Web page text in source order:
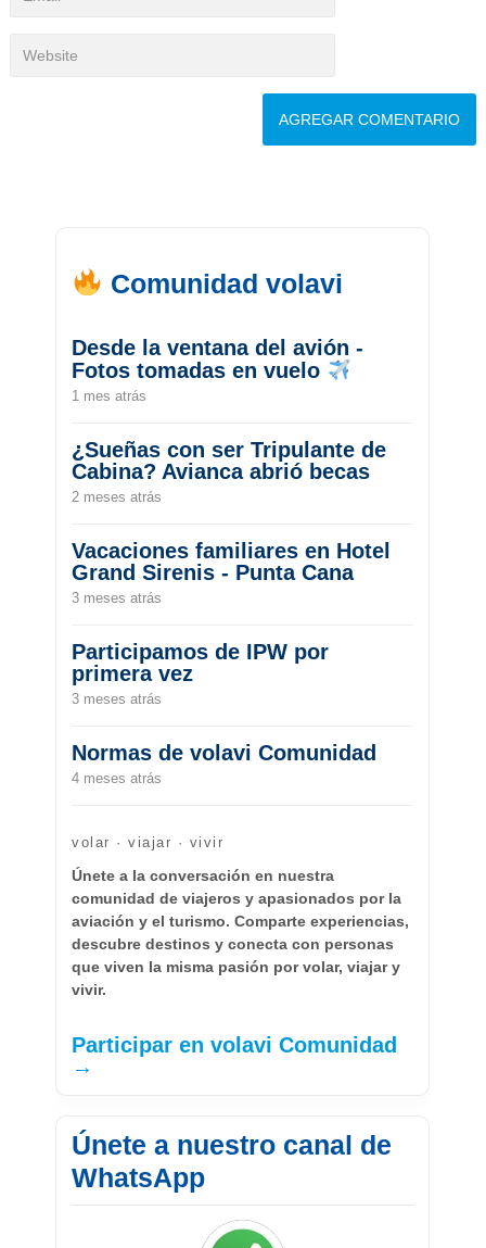
Comunidad volavi
Desde la ventana del avión -
Fotos tomadas en vuelo
1 mes atrás
¿Sueñas con ser Tripulante de
Cabina? Avianca abrió becas
2 meses atrás
Vacaciones familiares en Hotel
Grand Sirenis - Punta Cana
3 meses atrás
Participamos de IPW por
primera vez
3 meses atrás
Normas de volavi Comunidad
4 meses atrás
volar · viajar · vivir
Únete a la conversación en nuestra
comunidad de viajeros y apasionados por la
aviación y el turismo. Comparte experiencias,
descubre destinos y conecta con personas
que viven la misma pasión por volar, viajar y
vivir.
Participar en volavi Comunidad
→
Únete a nuestro canal de
WhatsApp